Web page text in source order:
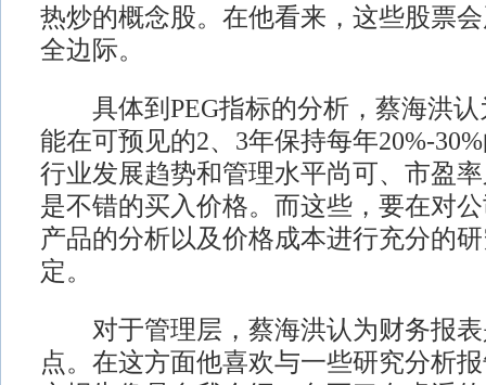
热炒的概念股。在他看来，这些股票
全边际。
具体到PEG指标的分析，蔡海洪认
能在可预见的2、3年保持每年20%-
行业发展趋势和管理水平尚可、市盈
是不错的买入价格。而这些，要在对
产品的分析以及价格成本进行充分的
定。
对于管理层，蔡海洪认为财务报表
点。在这方面他喜欢与一些研究分析